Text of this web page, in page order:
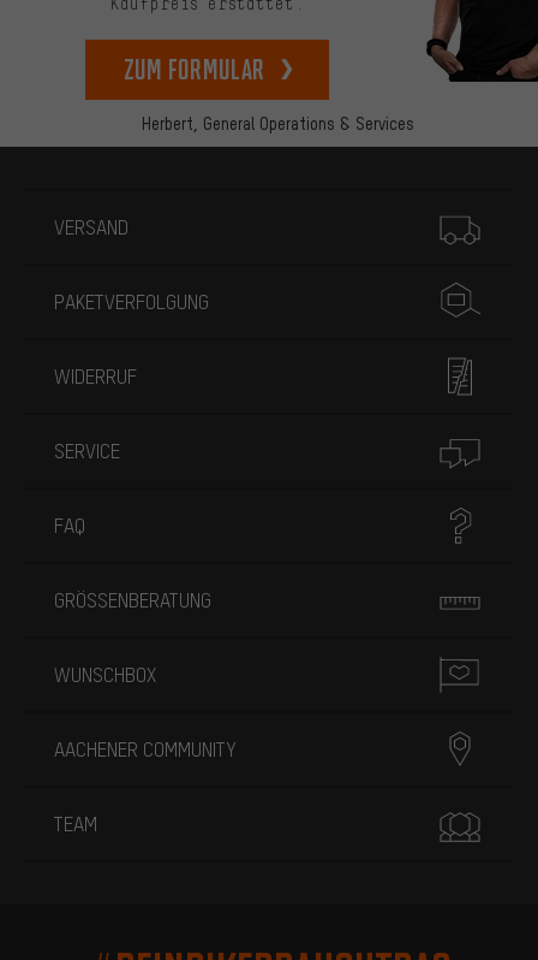
Herbert, General Operations & Services
Kaufpreis erstattet.
zum Formular
VERSAND
PAKETVERFOLGUNG
WIDERRUF
SERVICE
FAQ
GRÖSSENBERATUNG
WUNSCHBOX
AACHENER COMMUNITY
TEAM